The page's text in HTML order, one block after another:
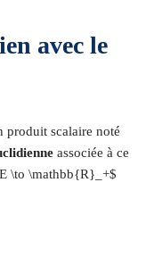
avec le
produit scalaire noté
associée à ce
\to \mathbb{R}_+$